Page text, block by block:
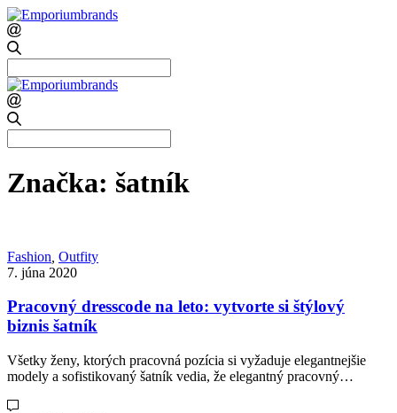
for:
for:
Značka: šatník
Fashion Outfity
7. júna 2020
Pracovný dresscode na leto: vytvorte si štýlový
biznis šatník
Všetky ženy, ktorých pracovná pozícia si vyžaduje elegantnejšie
modely a sofistikovaný šatník vedia, že elegantný pracovný…